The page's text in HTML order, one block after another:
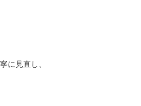
に見直し、